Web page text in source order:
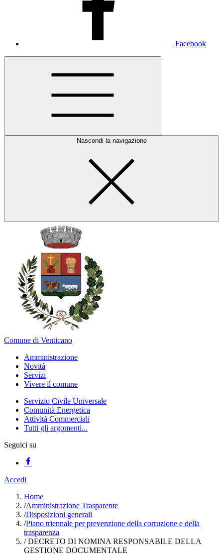
Facebook
Nascondi la navigazione
Comune di Venticano
Amministrazione
Novità
Servizi
Vivere il comune
Servizio Civile Universale
Comunità Energetica
Attività Commerciali
Tutti gli argomenti...
Seguici su
Accedi
Home
/Amministrazione Trasparente
/Disposizioni generali
/Piano triennale per prevenzione della corruzione e della
trasparenza
/DECRETO DI NOMINA RESPONSABILE DELLA
GESTIONE DOCUMENTALE